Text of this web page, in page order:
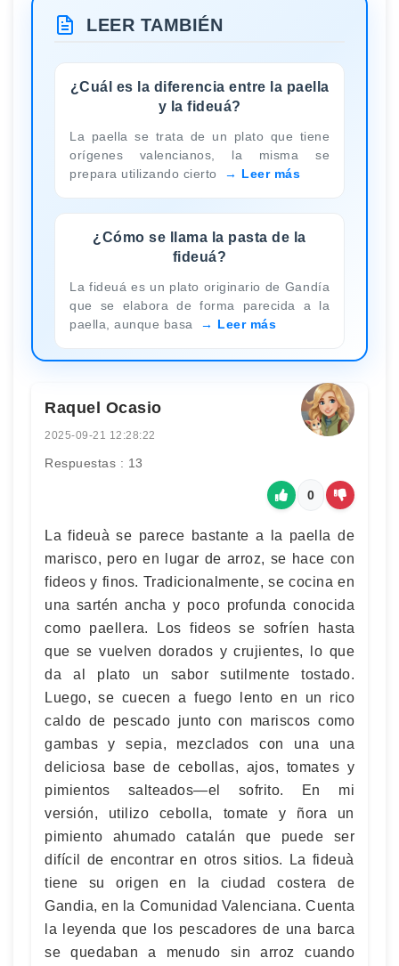
LEER TAMBIÉN
¿Cuál es la diferencia entre la paella
y la fideuá?
La paella se trata de un plato que tiene
orígenes valencianos, la misma se
prepara utilizando cierto
Leer más
¿Cómo se llama la pasta de la
fideuá?
La fideuá es un plato originario de Gandía
que se elabora de forma parecida a la
paella, aunque basa
Leer más
Raquel Ocasio
2025-09-21 12:28:22
Respuestas : 13
0
La fideuà se parece bastante a la paella de
marisco, pero en lugar de arroz, se hace con
fideos y finos. Tradicionalmente, se cocina en
una sartén ancha y poco profunda conocida
como paellera. Los fideos se sofríen hasta
que se vuelven dorados y crujientes, lo que
da al plato un sabor sutilmente tostado.
Luego, se cuecen a fuego lento en un rico
caldo de pescado junto con mariscos como
gambas y sepia, mezclados con una una
deliciosa base de cebollas, ajos, tomates y
pimientos salteados—el sofrito. En mi
versión, utilizo cebolla, tomate y ñora un
pimiento ahumado catalán que puede ser
difícil de encontrar en otros sitios. La fideuà
tiene su origen en la ciudad costera de
Gandia, en la Comunidad Valenciana. Cuenta
la leyenda que los pescadores de una barca
se quedaban a menudo sin arroz cuando